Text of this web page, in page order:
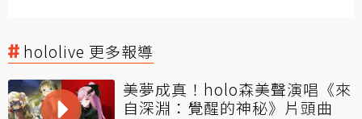
hololive 更多報導
美夢成真！holo森美聲演唱《來
自深淵：覺醒的神秘》片頭曲